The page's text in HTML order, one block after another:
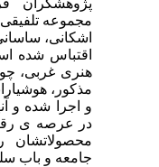
پژوهشگران قرار
مجموعه تلفیقی بوده و
اشکانی، ساسانی و
اقتباس شده است؛
هنری غربی، چون آرت
مذکور، هوشیارانه
و اجرا شده و آنها تلاش
در عرصه ی رقابت و
محصولاتشان را
جامعه و باب سلیقه ی